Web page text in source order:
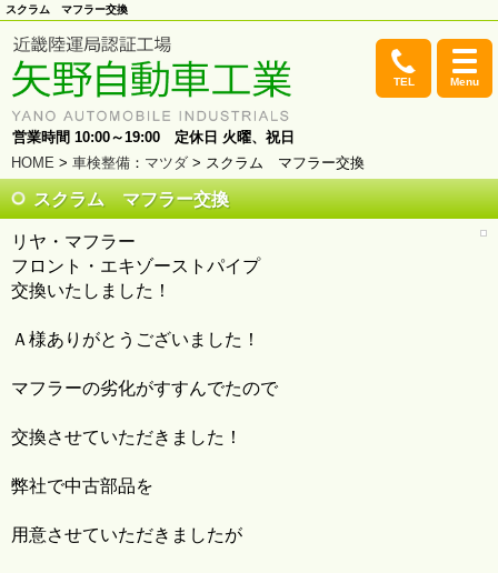
スクラム マフラー交換
TEL Menu
営業時間 10:00～19:00 定休日 火曜、祝日
HOME > 車検整備 ： マツダ > スクラム マフラー交換
スクラム マフラー交換
リヤ・マフラー
フロント・エキゾーストパイプ
交換いたしました！
Ａ様ありがとうございました！
マフラーの劣化がすすんでたので
交換させていただきました！
弊社で中古部品を
用意させていただきましたが